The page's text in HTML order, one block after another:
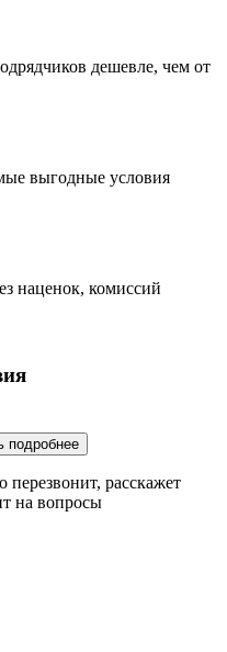
дешевле, чем от
выгодные условия
наценок, комиссий
подробнее
расскажет
на вопросы